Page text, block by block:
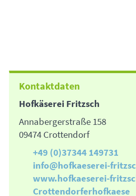
Kontaktdaten
Hofkäserei Fritzsch
Annabergerstraße 158
09474 Crottendorf
+49 (0)37344 149731
info@hofkaeserei-
www.hofkaeserei-
Crottendorferhofkaese